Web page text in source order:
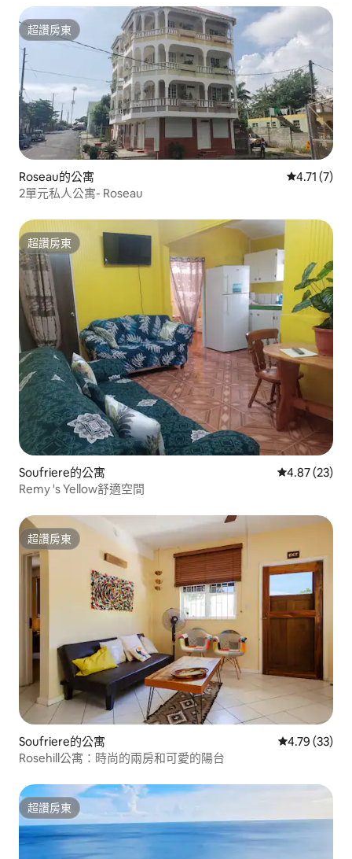
超讚房東
超讚房東
Roseau的公寓 從 7 則評價
4.71 (7)
2單元私人公寓- Roseau
超讚房東
超讚房東
Soufriere的公寓 從 23 則評價
4.87 (23)
Remy 's Yellow舒適空間
超讚房東
超讚房東
Soufriere的公寓 從 33 則評價
4.79 (33)
Rosehill公寓：時尚的兩房和可愛的陽台
超讚房東
超讚房東